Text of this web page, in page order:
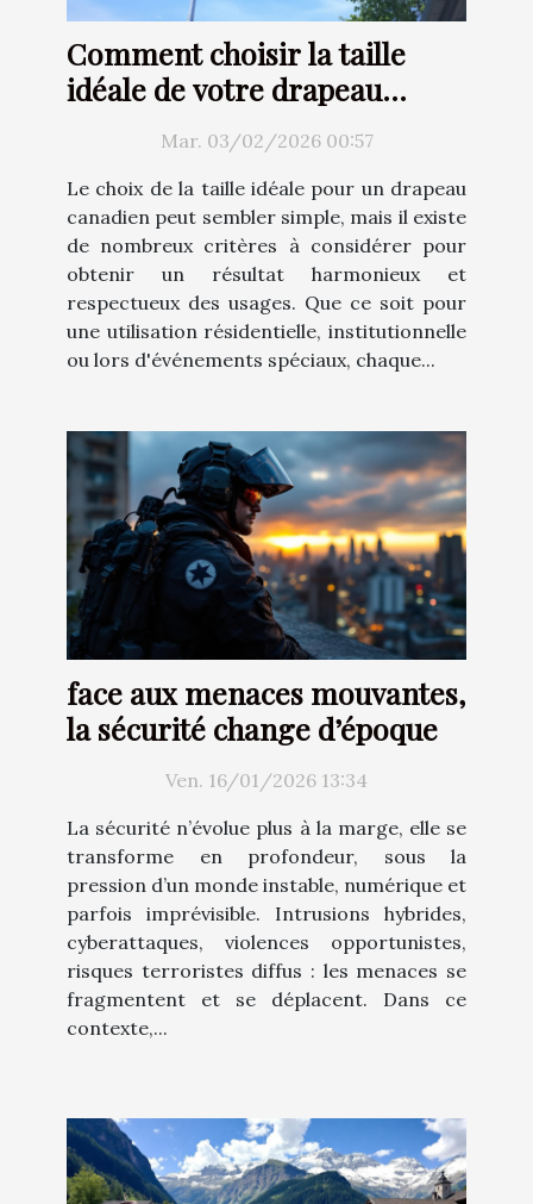
Comment choisir la taille
idéale de votre drapeau
canadien ?Mar. 03/02/2026 00:57
Le choix de la taille idéale pour un drapeau
canadien peut sembler simple, mais il existe
de nombreux critères à considérer pour
obtenir un résultat harmonieux et
respectueux des usages. Que ce soit pour
une utilisation résidentielle, institutionnelle
ou lors d'événements spéciaux, chaque...
face aux menaces mouvantes,
la sécurité change d’époque
Ven. 16/01/2026 13:34
La sécurité n’évolue plus à la marge, elle se
transforme en profondeur, sous la
pression d’un monde instable, numérique et
parfois imprévisible. Intrusions hybrides,
cyberattaques, violences opportunistes,
risques terroristes diffus : les menaces se
fragmentent et se déplacent. Dans ce
contexte,...